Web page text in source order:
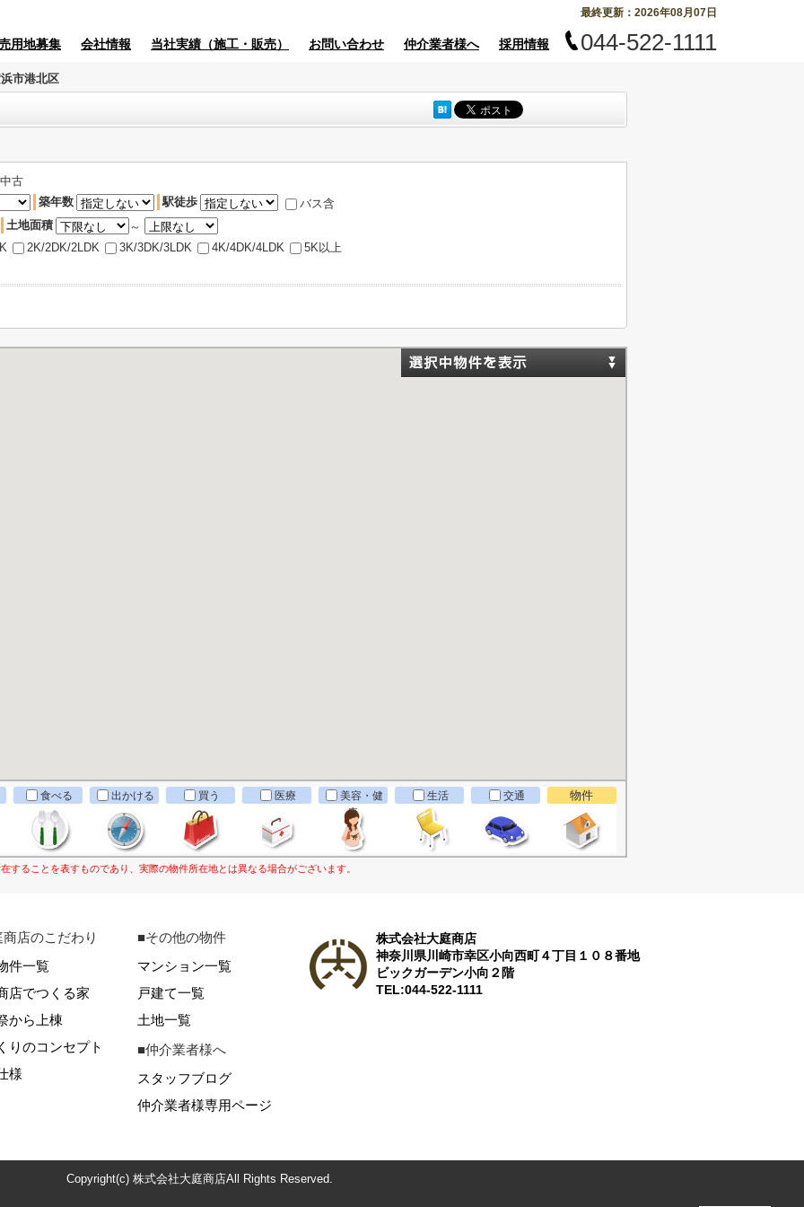
最終更新：2026年08月07日
用地募集 会社情報 当社実績（施工・販売） お問い合わせ 仲介業者様へ 採用情報 044-522-1111
市港北区
中古
築年数
駅徒歩
バス含
土地面積
～
2K/2DK/2LDK 3K/3DK/3LDK 4K/4DK/4LDK 5K以上
食べる 出かける 買う 医療
美容・健
康
生活 交通 物件
ることを表すものであり、実際の物件所在地とは異なる場合がございます。
店のこだわり
件一覧
店でつくる家
から上棟
りのコンセプト
様
■その他の物件
マンション一覧
戸建て一覧
土地一覧
■仲介業者様へ
スタッフブログ
仲介業者様専用ページ
株式会社大庭商店
神奈川県川崎市幸区小向西町４丁目１０８番地
ビックガーデン小向２階
TEL:044-522-1111
Copyright(c) 株式会社大庭商店All Rights Reserved.